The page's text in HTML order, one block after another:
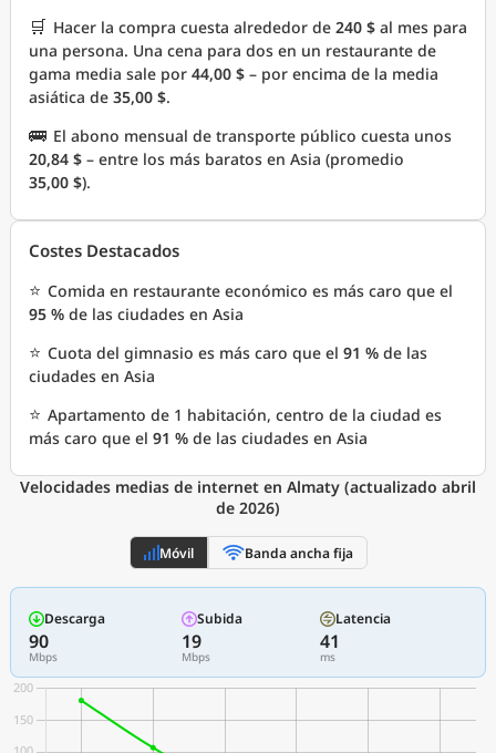
🛒 Hacer la compra cuesta alrededor de 240 $ al mes para
una persona. Una cena para dos en un restaurante de
gama media sale por 44,00 $ – por encima de la media
asiática de 35,00 $.
🚌 El abono mensual de transporte público cuesta unos
20,84 $ – entre los más baratos en Asia (promedio
35,00 $).
Costes Destacados
⭐ Comida en restaurante económico es más caro que el
95 % de las ciudades en Asia
⭐ Cuota del gimnasio es más caro que el 91 % de las
ciudades en Asia
⭐ Apartamento de 1 habitación, centro de la ciudad es
más caro que el 91 % de las ciudades en Asia
Velocidades medias de internet en Almaty (actualizado abril
de 2026)
Móvil Banda ancha fija
Descarga
90
Mbps
Subida
19
Mbps
Latencia
41
ms